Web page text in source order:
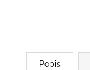
Popis